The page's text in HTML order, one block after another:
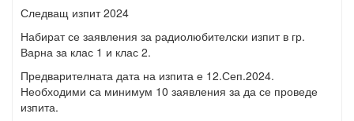
Следващ изпит 2024
Набират се заявления за радиолюбителски изпит в гр.
Варна за клас 1 и клас 2.
Предварителната дата на изпита е 12.Сеп.2024.
Необходими са минимум 10 заявления за да се проведе
изпита.